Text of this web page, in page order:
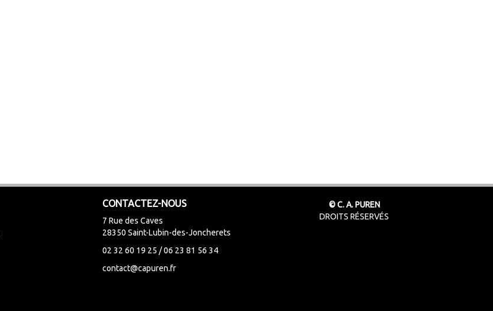
CONTACTEZ-NOUS
7 Rue des Caves
28350 Saint-Lubin-des-Joncherets
02 32 60 19 25 / 06 23 81 56 34
contact@capuren.fr
© C. A. PUREN
DROITS RÉSERVÉS